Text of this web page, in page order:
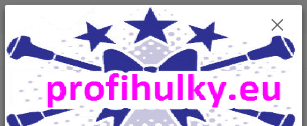
POZOR : Ve dnech 8.7. až 22.7. 2026 máme dovolenou . Přijaté
objednávky začneme vyřizovat od 23.7. 2026
Menu
CZK
+420 602 446 844 0ks
za0,00 Kč